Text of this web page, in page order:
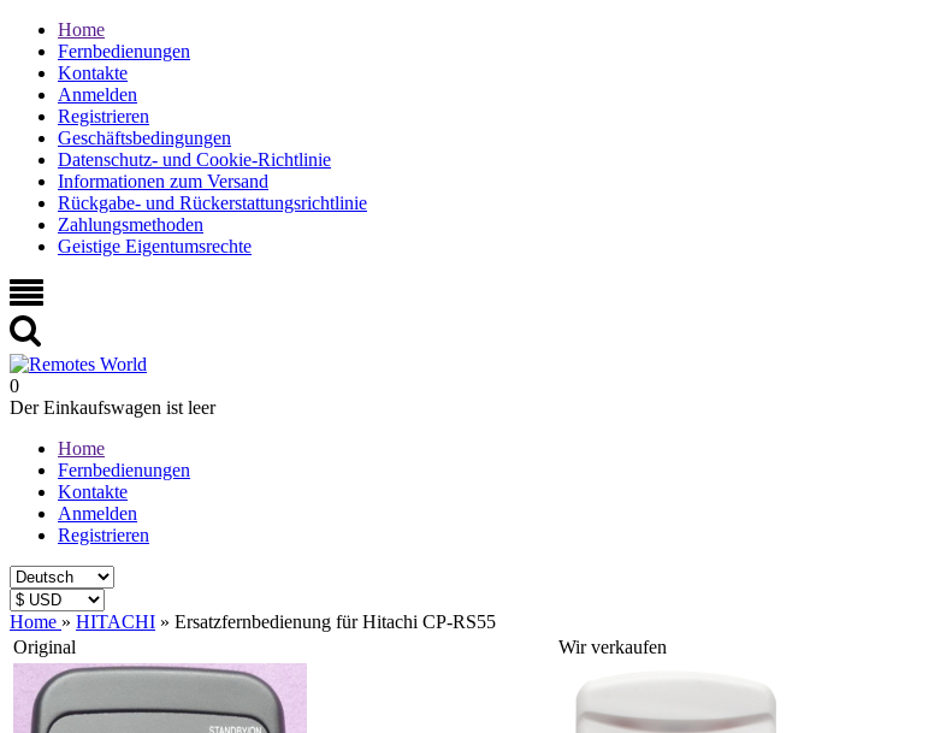
Home
Fernbedienungen
Kontakte
Anmelden
Registrieren
Geschäftsbedingungen
Datenschutz- und Cookie-Richtlinie
Informationen zum Versand
Rückgabe- und Rückerstattungsrichtlinie
Zahlungsmethoden
Geistige Eigentumsrechte
0
Der Einkaufswagen ist leer
Home
Fernbedienungen
Kontakte
Anmelden
Registrieren
Home » HITACHI » Ersatzfernbedienung für Hitachi CP-RS55
Original
Wir verkaufen